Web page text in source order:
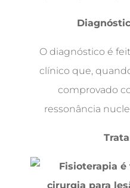
O diagnóstico é
clínico que,
comprovado
ressonância